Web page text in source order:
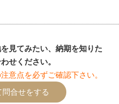
見てみたい、納期を知りた
せください。
意点を必ずご確認下さい。